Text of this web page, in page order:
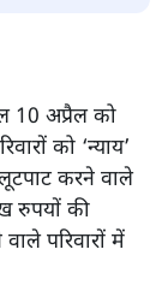
10 अप्रैल को
को ‘न्याय’
करने वाले
रुपयों की
परिवारों में